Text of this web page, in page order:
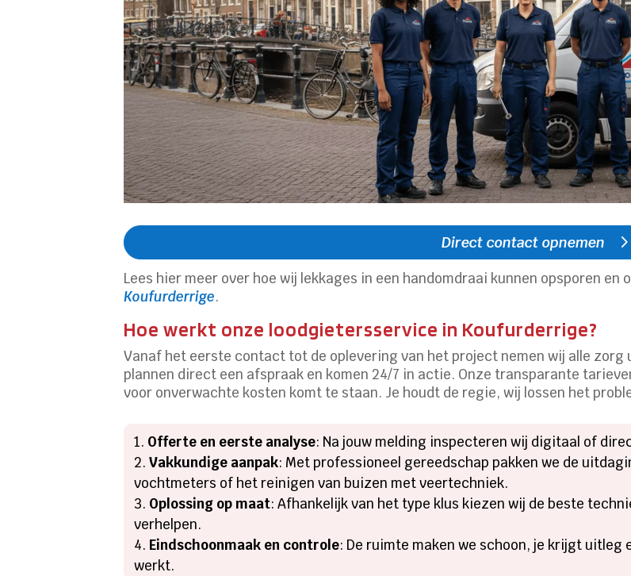
Direct contact opnemen
Lees hier meer over hoe wij lekkages in een handomdraai kunnen opsporen en
Koufurderrige.
Hoe werkt onze loodgietersservice in Koufurderrige?
Vanaf het eerste contact tot de oplevering van het project nemen wij alle
plannen direct een afspraak en komen 24/7 in actie. Onze transparante
voor onverwachte kosten komt te staan. Je houdt de regie, wij lossen het
Offerte en eerste analyse: Na jouw melding inspecteren wij digitaal of
Vakkundige aanpak: Met professioneel gereedschap pakken we de
vochtmeters of het reinigen van buizen met veertechniek.
Oplossing op maat: Afhankelijk van het type klus kiezen wij de beste
verhelpen.
Eindschoonmaak en controle: De ruimte maken we schoon, je krijgt uitleg
werkt.